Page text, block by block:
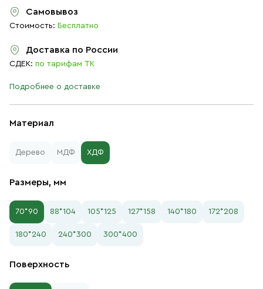
Материал
Дерево МДФ ХДФ
Размеры, мм
70*90 88*104 105*125 127*158 140*180 172*208
180*240 240*300 300*400
Поверхность
Самовывоз
Стоимость: Бесплатно
Доставка по России
СДЕК: по тарифам ТК
Подробнее о доставке